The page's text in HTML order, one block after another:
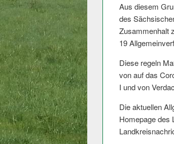
Aus diesem
des
Zusammenhalt
19
Diese regeln
von auf das
I und von
Die aktuellen
Homepage des